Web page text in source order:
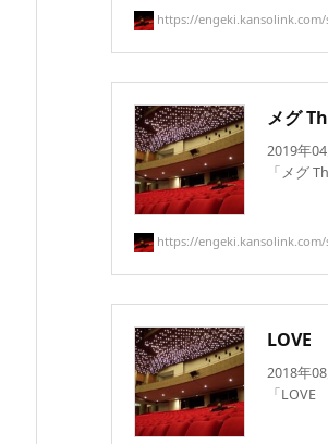
https://
メグ
2019年
「メグ
https://
LOVE
2018年
「